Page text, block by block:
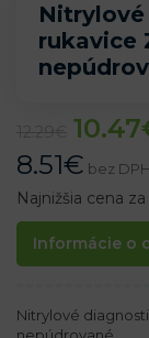
rukavice
10.47
8.51€ bez DPH
Najnižšia cena
Informácie o
Nitrylové